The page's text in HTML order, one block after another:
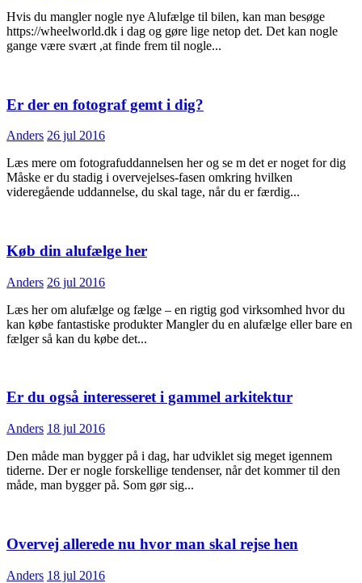
Hvis du mangler nogle nye Alufælge til bilen, kan man besøge
https://wheelworld.dk i dag og gøre lige netop det. Det kan nogle
gange være svært ,at finde frem til nogle...
Er der en fotograf gemt i dig?
Anders 26 jul 2016
Læs mere om fotografuddannelsen her og se m det er noget for dig
Måske er du stadig i overvejelses-fasen omkring hvilken
videregående uddannelse, du skal tage, når du er færdig...
Køb din alufælge her
Anders 26 jul 2016
Læs her om alufælge og fælge – en rigtig god virksomhed hvor du
kan købe fantastiske produkter Mangler du en alufælge eller bare en
fælger så kan du købe det...
Er du også interesseret i gammel arkitektur
Anders 18 jul 2016
Den måde man bygger på i dag, har udviklet sig meget igennem
tiderne. Der er nogle forskellige tendenser, når det kommer til den
måde, man bygger på. Som gør sig...
Overvej allerede nu hvor man skal rejse hen
Anders 18 jul 2016